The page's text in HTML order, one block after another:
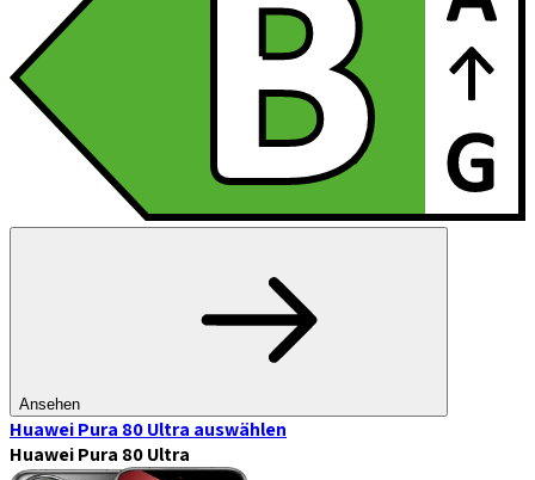
Ansehen
Huawei Pura 80 Ultra auswählen
Huawei Pura 80 Ultra